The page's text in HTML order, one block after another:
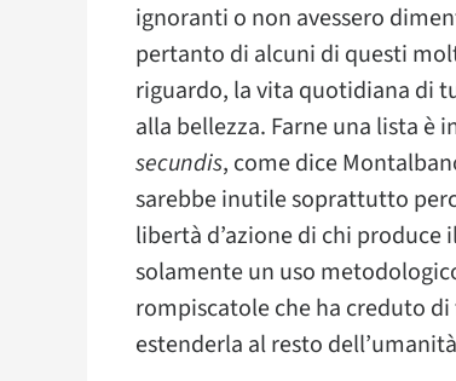
ignoranti o non avessero
pertanto di alcuni di questi
riguardo, la vita quotidiana di
alla bellezza. Farne una lista è
secundis, come dice
sarebbe inutile soprattutto
libertà d’azione di chi produce
solamente un uso
rompiscatole che ha creduto
estenderla al resto